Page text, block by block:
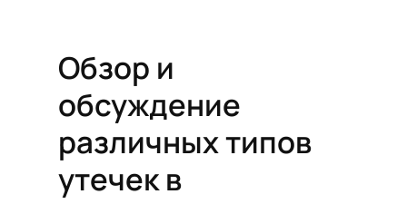
Обзор и
обсуждение
различных типов
утечек в